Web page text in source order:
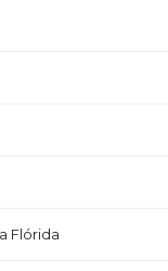
Flórida